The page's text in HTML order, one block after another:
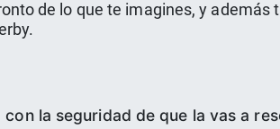
de lo que te imagines, y
la seguridad de que la vas a